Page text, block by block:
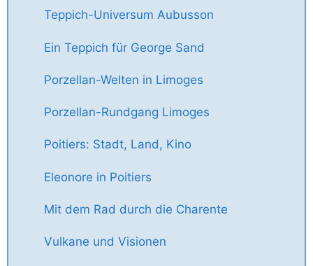
Teppich-Universum Aubusson
Ein Teppich für George Sand
Porzellan-Welten in Limoges
Porzellan-Rundgang Limoges
Poitiers: Stadt, Land, Kino
Eleonore in Poitiers
Mit dem Rad durch die Charente
Vulkane und Visionen